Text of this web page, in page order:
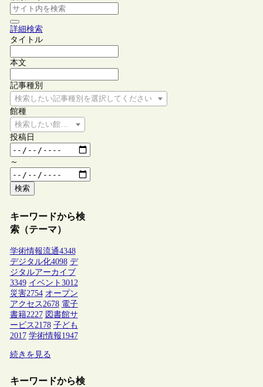
詳細検索
タイトル
本文
記事種別
検索したい記事種別を選択してください
館種
検索したい館種を選択してください
投稿日
～
検索
キーワードから検
索（テーマ）
学術情報流通4348
デジタル化4098 デ
ジタルアーカイブ
3349 イベント 3012
災害2754 オープン
アクセス 2678 電子
書籍2227 図書館サ
ービス 2178 子ども
2017 学術情報1947
続きを見る
キーワードから検